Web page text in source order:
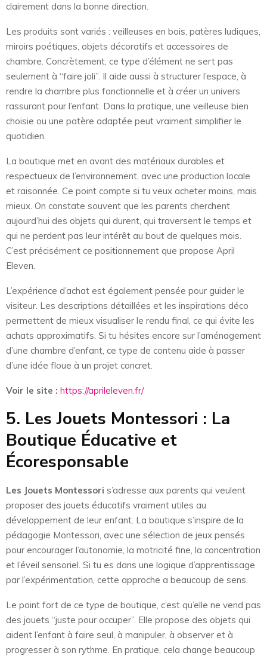
clairement dans la bonne direction.
Les produits sont variés : veilleuses en bois, patères ludiques,
miroirs poétiques, objets décoratifs et accessoires de
chambre. Concrètement, ce type d’élément ne sert pas
seulement à “faire joli”. Il aide aussi à structurer l’espace, à
rendre la chambre plus fonctionnelle et à créer un univers
rassurant pour l’enfant. Dans la pratique, une veilleuse bien
choisie ou une patère adaptée peut vraiment simplifier le
quotidien.
La boutique met en avant des matériaux durables et
respectueux de l’environnement, avec une production locale
et raisonnée. Ce point compte si tu veux acheter moins, mais
mieux. On constate souvent que les parents cherchent
aujourd’hui des objets qui durent, qui traversent le temps et
qui ne perdent pas leur intérêt au bout de quelques mois.
C’est précisément ce positionnement que propose April
Eleven.
L’expérience d’achat est également pensée pour guider le
visiteur. Les descriptions détaillées et les inspirations déco
permettent de mieux visualiser le rendu final, ce qui évite les
achats approximatifs. Si tu hésites encore sur l’aménagement
d’une chambre d’enfant, ce type de contenu aide à passer
d’une idée floue à un projet concret.
Voir le site : https://aprileleven.fr/
5. Les Jouets Montessori : La
Boutique Éducative et
Écoresponsable
Les Jouets Montessori s’adresse aux parents qui veulent
proposer des jouets éducatifs vraiment utiles au
développement de leur enfant. La boutique s’inspire de la
pédagogie Montessori, avec une sélection de jeux pensés
pour encourager l’autonomie, la motricité fine, la concentration
et l’éveil sensoriel. Si tu es dans une logique d’apprentissage
par l’expérimentation, cette approche a beaucoup de sens.
Le point fort de ce type de boutique, c’est qu’elle ne vend pas
des jouets “juste pour occuper”. Elle propose des objets qui
aident l’enfant à faire seul, à manipuler, à observer et à
progresser à son rythme. En pratique, cela change beaucoup